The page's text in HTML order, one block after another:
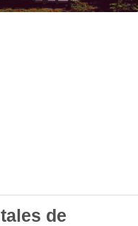
de